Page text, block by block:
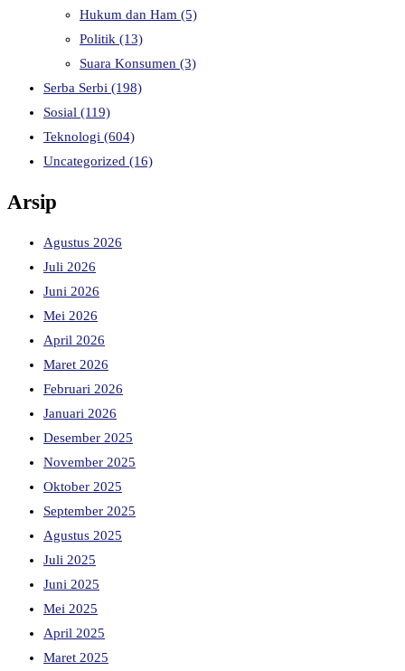
Hukum dan Ham (5)
Politik (13)
Suara Konsumen (3)
Serba Serbi (198)
Sosial (119)
Teknologi (604)
Uncategorized (16)
Arsip
Agustus 2026
Juli 2026
Juni 2026
Mei 2026
April 2026
Maret 2026
Februari 2026
Januari 2026
Desember 2025
November 2025
Oktober 2025
September 2025
Agustus 2025
Juli 2025
Juni 2025
Mei 2025
April 2025
Maret 2025